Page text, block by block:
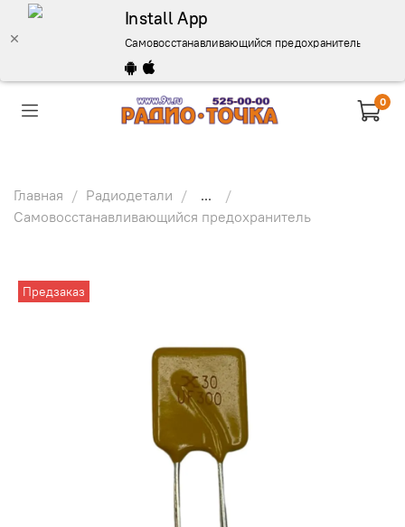
Install App
Самовосстанавливающийся предохранитель 72В
0
Главная Радиодетали
...
Самовосстанавливающийся предохранитель
Предзаказ